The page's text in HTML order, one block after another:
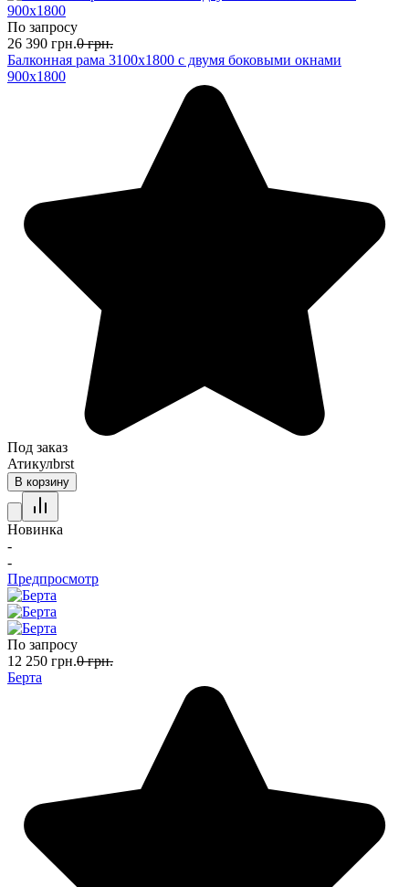
По запросу
26 390 грн.0 грн.
Балконная рама 3100х1800 с двумя боковыми окнами
900х1800
Под заказ
Атикулbrst
В корзину
Новинка
-
-
Предпросмотр
По запросу
12 250 грн.0 грн.
Берта